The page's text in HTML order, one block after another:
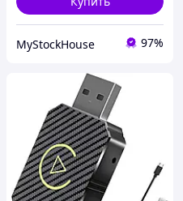
MyStockHouse 97%